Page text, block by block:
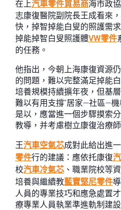
在上汽車零件貿易商海市政
志康復醫院副院長王成看來
快，掉智掉能白叟的照護需
掉能掉智白叟照護體VW零件
的任務。
他指出，今朝上海康復資源
的問題，難以完整滿足掉能
培養規模持續擴年夜，但基
難以有用支撐“居家—社區—機
是以，應當進一個步驟摸索
教導，并考慮樹立康復治療
王汽車空氣芯成對此給出進
零件行的建議：應依托康復
校汽車冷氣芯 、職業院校等
培養與繼續教藍寶堅尼零件
人員的專業技巧和應急處置
療專業人員執業準進軌制建